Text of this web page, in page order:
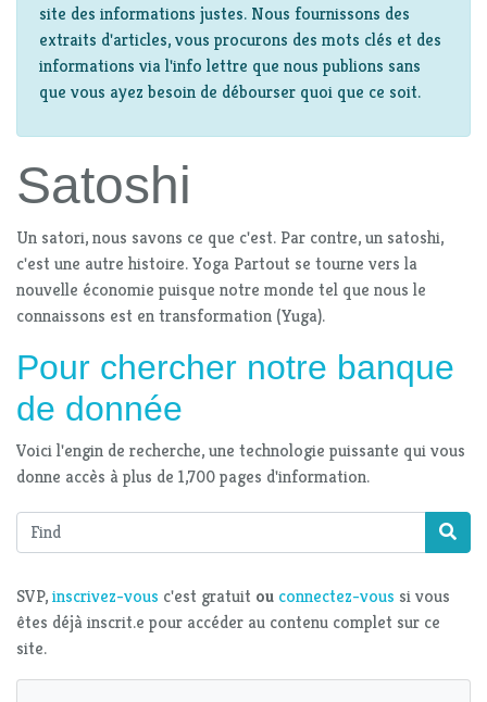
site des informations justes. Nous fournissons des
extraits d'articles, vous procurons des mots clés et des
informations via l'info lettre que nous publions sans
que vous ayez besoin de débourser quoi que ce soit.
Satoshi
Un satori, nous savons ce que c'est. Par contre, un satoshi,
c'est une autre histoire. Yoga Partout se tourne vers la
nouvelle économie puisque notre monde tel que nous le
connaissons est en transformation (Yuga).
Pour chercher notre banque
de donnée
Voici l'engin de recherche, une technologie puissante qui vous
donne accès à plus de 1,700 pages d'information.
Find
SVP,inscrivez-vous c'est gratuit ou connectez-vous si vous
êtes déjà inscrit.e pour accéder au contenu complet sur ce
site.